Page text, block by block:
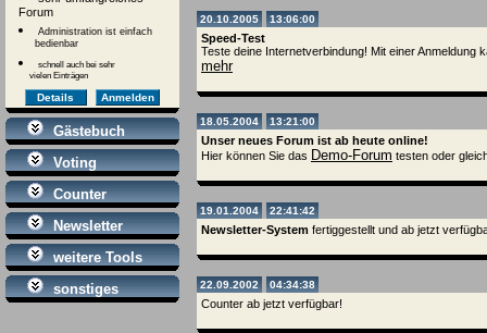
Forum
Administration ist einfach
bedienbar
schnell auch bei sehr
vielen Einträgen
Details Anmelden
Gästebuch
Voting
Counter
Newsletter
weitere Tools
sonstiges
20.10.2005 13:06:00
Speed-Test
Teste deine Internetverbindung! Mit einer Anmeldung
mehr
18.05.2004 13:21:00
Unser neues Forum ist ab heute online!
Hier können Sie das Demo-Forum testen oder
19.01.2004 22:41:42
Newsletter-System fertiggestellt und ab jetzt
22.09.2002 04:34:38
Counter ab jetzt verfügbar!